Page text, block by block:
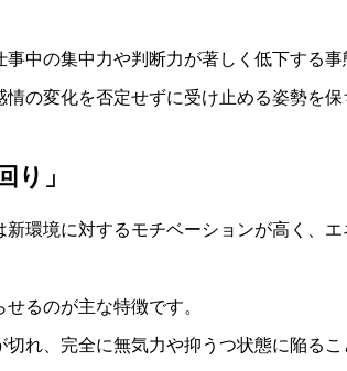
中の集中力や判断力が著しく低下する事
の変化を否定せずに受け止める姿勢を保
り」
環境に対するモチベーションが高く、
るのが主な特徴です。
れ、完全に無気力や抑うつ状態に陥るこ